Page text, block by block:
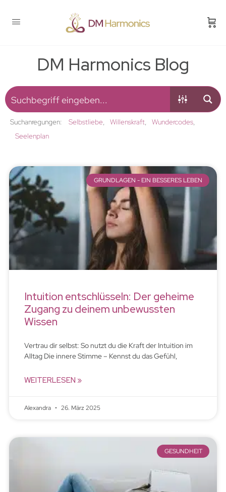
DM Harmonics Blog
Suchanregungen: Selbstliebe Willenskraft
Wundercodes
Seelenplan
GRUNDLAGEN - EIN BESSERES LEBEN
Intuition entschlüsseln: Der geheime
Zugang zu deinem unbewussten
Wissen
Vertrau dir selbst: So nutzt du die Kraft der Intuition im
Alltag Die innere Stimme – Kennst du das Gefühl,
WEITERLESEN »
Alexandra 26. März 2025
GESUNDHEIT